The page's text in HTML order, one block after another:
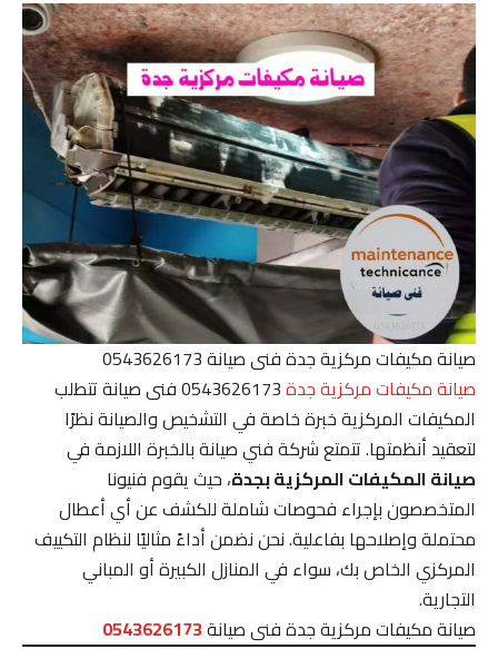
صيانة مكيفات مركزية جدة فنى صيانة 0543626173
صيانة مكيفات مركزية جدة
0543626173 فنى صيانة تتطلب
المكيفات المركزية خبرة خاصة في التشخيص والصيانة نظرًا
لتعقيد أنظمتها. تتمتع شركة فني صيانة بالخبرة اللازمة في
صيانة المكيفات المركزية بجدة، حيث يقوم فنيونا
المتخصصون بإجراء فحوصات شاملة للكشف عن أي أعطال
محتملة وإصلاحها بفاعلية. نحن نضمن أداءً مثاليًا لنظام التكييف
المركزي الخاص بك، سواء في المنازل الكبيرة أو المباني
التجارية.
صيانة مكيفات مركزية جدة فنى صيانة0543626173